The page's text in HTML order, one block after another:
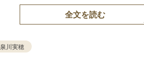
全文を読む
泉川実穂